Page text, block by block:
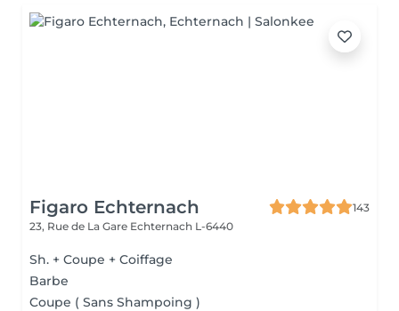
Figaro Echternach
143
23, Rue de La Gare Echternach L-6440
Sh. + Coupe + Coiffage
Barbe
Coupe ( Sans Shampoing )